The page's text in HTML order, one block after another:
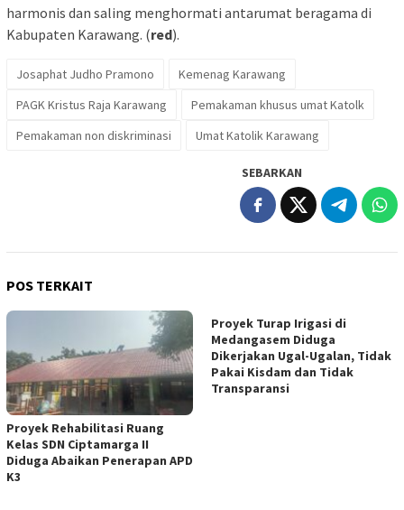
harmonis dan saling menghormati antarumat beragama di
Kabupaten Karawang. (red).
Josaphat Judho Pramono
Kemenag Karawang
PAGK Kristus Raja Karawang
Pemakaman khusus umat Katolk
Pemakaman non diskriminasi
Umat Katolik Karawang
SEBARKAN
POS TERKAIT
Proyek Rehabilitasi Ruang
Kelas SDN Ciptamarga II
Diduga Abaikan Penerapan APD
K3
Proyek Turap Irigasi di
Medangasem Diduga
Dikerjakan Ugal-Ugalan, Tidak
Pakai Kisdam dan Tidak
Transparansi